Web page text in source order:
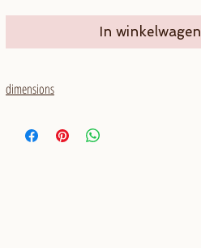
In winkelwagen
dimensions
thickness: around 3,5 - 4 mm